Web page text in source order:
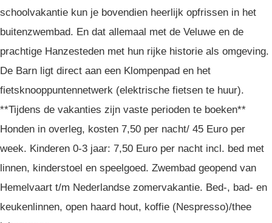
schoolvakantie kun je bovendien heerlijk opfrissen in het
buitenzwembad. En dat allemaal met de Veluwe en de
prachtige Hanzesteden met hun rijke historie als omgeving.
De Barn ligt direct aan een Klompenpad en het
fietsknooppuntennetwerk (elektrische fietsen te huur).
**Tijdens de vakanties zijn vaste perioden te boeken**
Honden in overleg, kosten 7,50 per nacht/ 45 Euro per
week. Kinderen 0-3 jaar: 7,50 Euro per nacht incl. bed met
linnen, kinderstoel en speelgoed. Zwembad geopend van
Hemelvaart t/m Nederlandse zomervakantie. Bed-, bad- en
keukenlinnen, open haard hout, koffie (Nespresso)/thee